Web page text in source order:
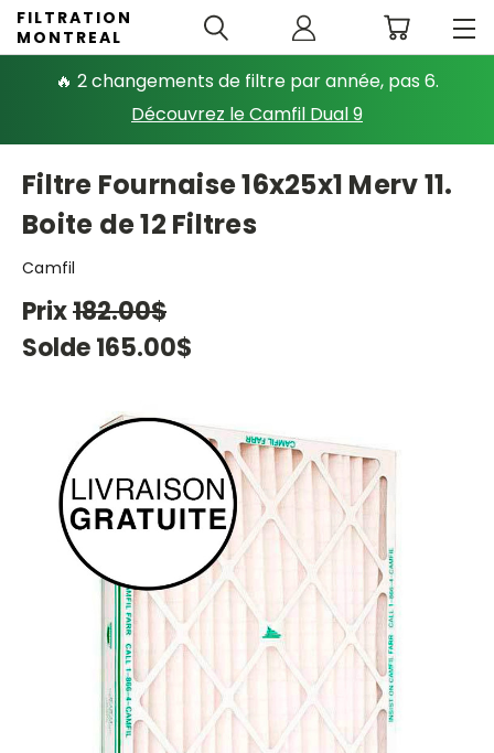
🔥 2 changements de filtre par année, pas 6.
Découvrez le Camfil Dual 9
FILTRATION
MONTREAL
Filtre Fournaise 16x25x1 Merv 11.
Boite de 12 Filtres
Camfil
Prix182.00$
Solde165.00$